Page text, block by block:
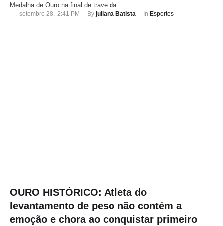
Medalha de Ouro na final de trave da …
setembro 28, 2:41 PM By juliana Batista In Esportes
OURO HISTÓRICO: Atleta do
levantamento de peso não contém a
emoção e chora ao conquistar primeiro